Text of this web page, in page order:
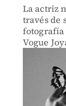
La actriz
través de
fotografía
Vogue